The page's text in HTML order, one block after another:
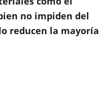
no impiden del
reducen la mayoría